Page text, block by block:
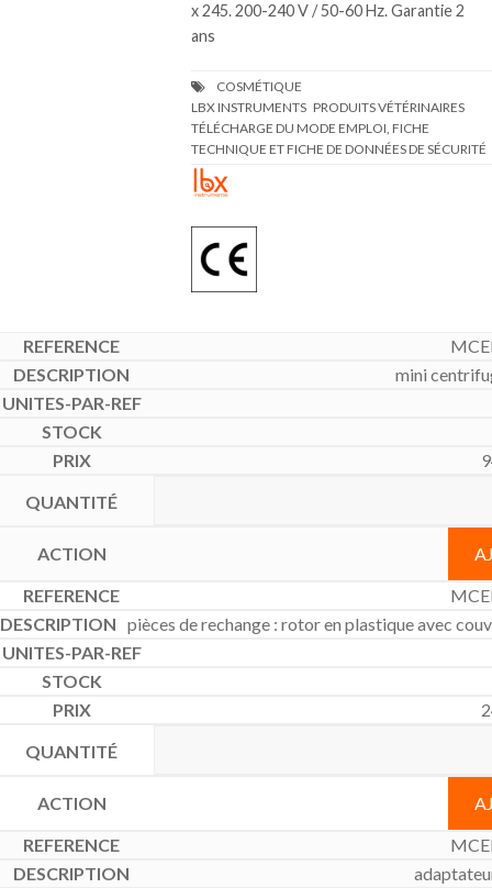
x 245. 200-240 V / 50-60 Hz. Garantie 2
ans
TÉLÉCHARGE DU MODE EMPLOI, FICHE
TECHNIQUE ET FICHE DE DONNÉES DE SÉCURITÉ
mini
pièces de rechange : rotor en plastique avec